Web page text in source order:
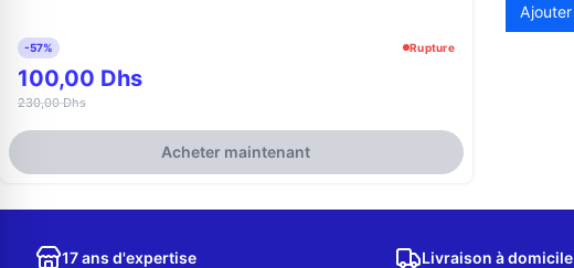
-57% Rupture
100,00 Dhs
230,00 Dhs
Acheter maintenant
Ajouter
17 ans d'expertise Livraison à domicile